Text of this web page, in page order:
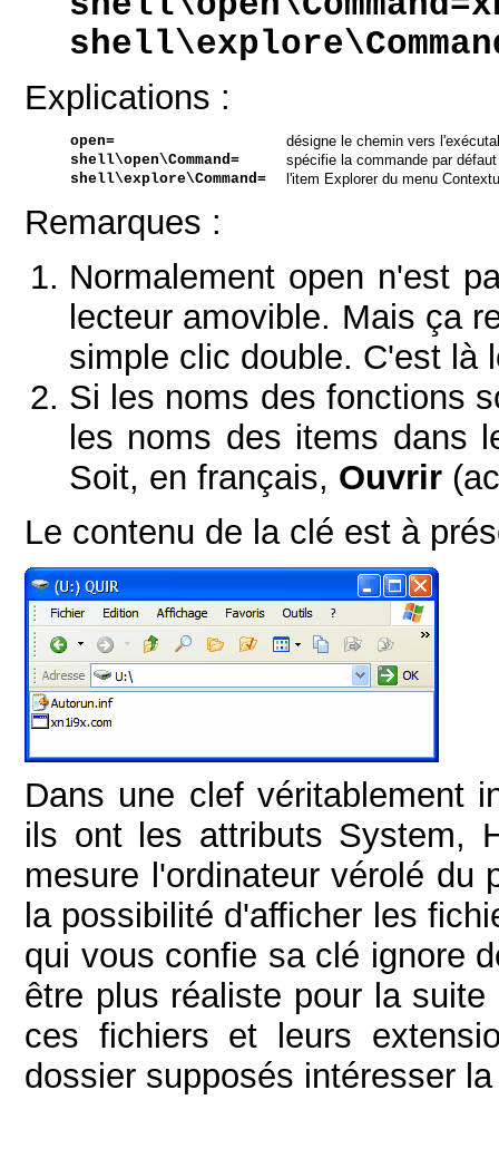
Explications :
open=
désigne le chemin vers
shell\open\Command=
spécifie la commande par
shell\explore\Command=
'item Explorer du menu
Remarques :
Normalement open n'est
lecteur amovible. Mais ça
simple clic double. C'est là
Si les noms des fonctions
les noms des items dans
Soit, en français, Ouvrir
Le contenu de la clé est à
Dans une clef véritablement
ils ont les attributs System,
mesure l'ordinateur vérolé du
la possibilité d'afficher les
qui vous confie sa clé ignore
être plus réaliste pour la
ces fichiers et leurs
dossier supposés intéresser